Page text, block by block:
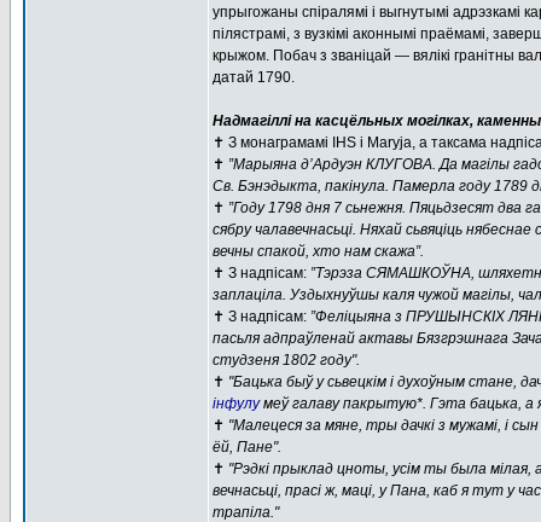
упрыгожаны спіралямі і выгнутымі адрэзкамі
пілястрамі, з вузкімі аконнымі праёмамі,
крыжом. Побач з званіцай — вялікі гранітны
датай 1790.
Надмагіллі на касцёльных могілках,
✝️ З монаграмамі ІHS і Maryja, а таксама
✝️ ”Марыяна д’Ардуэн КЛУГОВА. Да магілы
Св. Бэнэдыкта, пакінула. Памерла году 1789
✝️ ”Году 1798 дня 7 сьнежня. Пяцьдзесят два
сябру чалавечнасьці. Няхай сьвяціць
вечны спакой, хто нам скажа”.
✝️ З надпісам: ”Тэрэза СЯМАШКОЎНА,
заплаціла. Уздыхнуўшы каля чужой магілы,
✝️ З надпісам: ”Феліцыяна з ПРУШЫНСКІХ
пасьля адпраўленай актавы Бязгрэшнага
студзеня 1802 году".
✝️ "Бацька быў у сьвецкім і духоўным стане,
інфулумеў галаву пакрытую*. Гэта бацька,
✝️ "Малецеся за мяне, тры дачкі з мужамі, і
ёй, Пане".
✝️ "Рэдкі прыклад цноты, усім ты была мілая,
вечнасьці, прасі ж, маці, у Пана, каб я тут у
трапіла."